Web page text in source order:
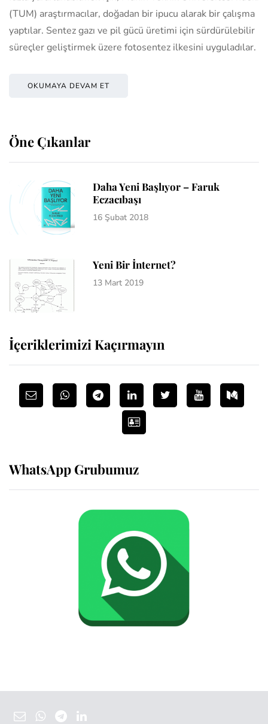
(TUM) araştırmacılar, doğadan bir ipucu alarak bir çalışma
yaptılar. Sentez gazı ve pil gücü üretimi için sürdürülebilir
süreçler geliştirmek üzere fotosentez ilkesini uyguladılar.
OKUMAYA DEVAM ET
Öne Çıkanlar
Daha Yeni Başlıyor – Faruk
Eczacıbaşı
16 Şubat 2018
Yeni Bir İnternet?
13 Mart 2019
İçeriklerimizi Kaçırmayın
WhatsApp Grubumuz